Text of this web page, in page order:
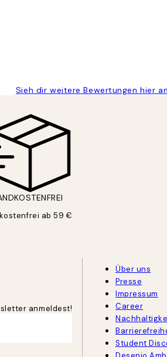
Sieh dir weitere Bewertungen hier an
ab 59 €
anmeldest!
Über uns
Presse
Impressum
Career
Student